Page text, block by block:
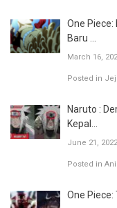
One
Baru ...
March 16,
Posted in
Naruto :
Kepal...
June 21, 2022
Posted in
One Piece: